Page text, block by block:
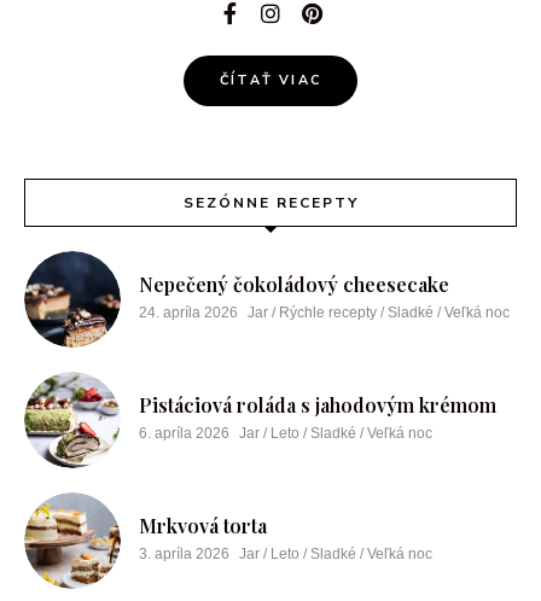
ČÍTAŤ VIAC
SEZÓNNE RECEPTY
Nepečený čokoládový cheesecake
24. apríla 2026 Jar / Rýchle recepty / Sladké / Veľká noc
Pistáciová roláda s jahodovým krémom
6. apríla 2026 Jar / Leto / Sladké / Veľká noc
Mrkvová torta
3. apríla 2026 Jar / Leto / Sladké / Veľká noc